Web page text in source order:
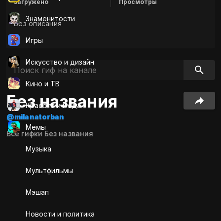
Знаменитости
Игры
Искусcтво и дизайн
Кино и ТВ
Красота и мода
Мемы
Музыка
Мультфильмы
Мэшап
Новости и политика
Загружено Просмотры
Без описания
Без названия
@milanatorban
Все гифки Без названия